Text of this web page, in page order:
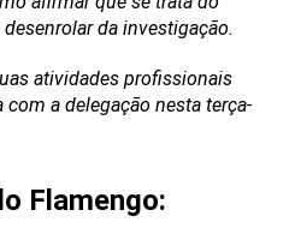
da investigação.
atividades profissionais
a delegação nesta terça-
Flamengo: